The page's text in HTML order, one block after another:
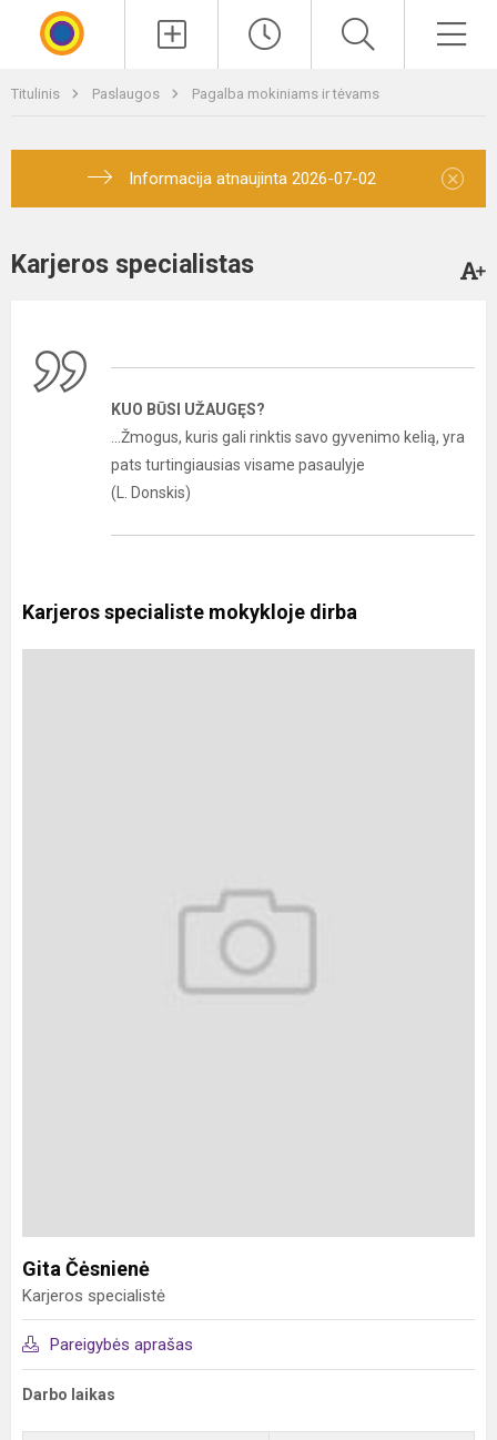
Titulinis Paslaugos Pagalba mokiniams ir tėvams
Informacija atnaujinta 2026-07-02 ×
Karjeros specialistas
KUO BŪSI UŽAUGĘS?
...Žmogus, kuris gali rinktis savo gyvenimo kelią, yra
pats turtingiausias visame pasaulyje
(L. Donskis)
Karjeros specialiste mokykloje dirba
Gita Čėsnienė
Karjeros specialistė
Pareigybės aprašas
Darbo laikas